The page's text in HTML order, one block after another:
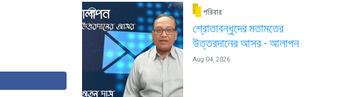
পরিবার
শ্রোতাবন্ধুদের মতামতের
উত্তরদানের আসর - আলাপন
Aug 04, 2026